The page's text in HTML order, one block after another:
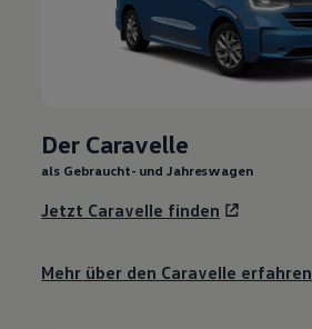
Der Caravelle
als Gebraucht- und Jahreswagen
Jetzt Caravelle finden
Mehr über den Caravelle erfahren